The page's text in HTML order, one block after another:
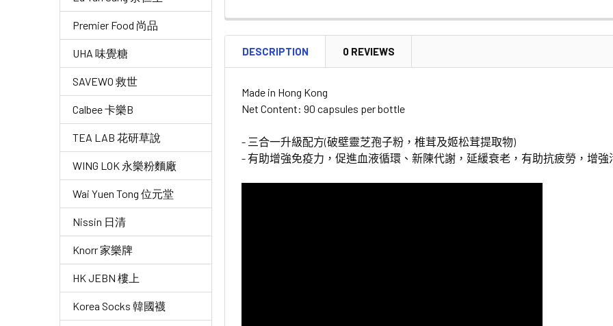
Premier Food 尚品
UHA 味覺糖
SAVEWO 救世
Calbee 卡樂B
TEA LAB 花研草說
WING LOK 永樂粉麵廠
Wai Yuen Tong 位元堂
Nissin 日清
Knorr 家樂牌
HK JEBN 樓上
Korea Socks 韓國襪
DESCRIPTION 0 REVIEWS
Made in Hong Kong
Net Content: 90 capsules per bottle
- 三合一升級配方(破壁靈芝孢子粉，椎茸及姬松茸提取物)
- 有助增強免疫力，促進血液循環、新陳代謝，延緩衰老，有助抗疲勞，增強